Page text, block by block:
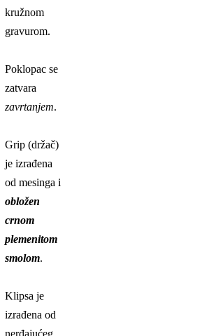
kružnom
gravurom.
Poklopac se
zatvara
zavrtanjem.
Grip (držač)
je izrađena
od mesinga i
obložen
crnom
plemenitom
smolom.
Klipsa je
izrađena od
nerđajućeg